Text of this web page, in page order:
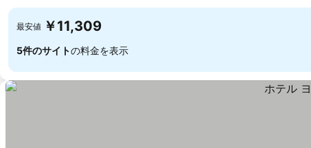
最安値 ￥11,309
5件のサイトの料金を表示